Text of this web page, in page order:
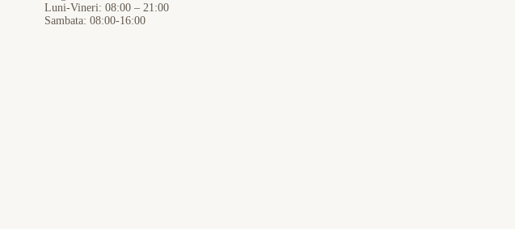
Luni-Vineri: 08:00 – 21:00
Sambata: 08:00-16:00